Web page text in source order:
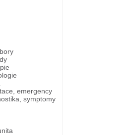
emergency
symptomy